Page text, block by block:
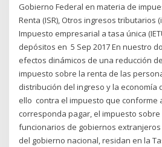
Gobierno Federal en materia de
Renta (ISR), Otros ingresos tributarios
Impuesto empresarial a tasa única
depósitos en 5 Sep 2017 En nuestro
efectos dinámicos de una reducción
impuesto sobre la renta de las
distribución del ingreso y la economía
ello contra el impuesto que conforme
corresponda pagar, el impuesto
funcionarios de gobiernos
del gobierno nacional, residan en la